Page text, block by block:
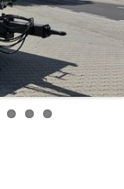
Next